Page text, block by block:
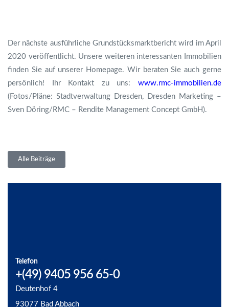
Der nächste ausführliche Grundstücksmarktbericht wird im April
2020 veröffentlicht. Unsere weiteren interessanten Immobilien
finden Sie auf unserer Homepage. Wir beraten Sie auch gerne
persönlich! Ihr Kontakt zu uns: www.rmc-immobilien.de
(Fotos/Pläne: Stadtverwaltung Dresden, Dresden Marketing –
Sven Döring/RMC – Rendite Management Concept GmbH).
Alle Beiträge
Telefon
+(49) 9405 956 65-0
Deutenhof 4
93077 Bad Abbach